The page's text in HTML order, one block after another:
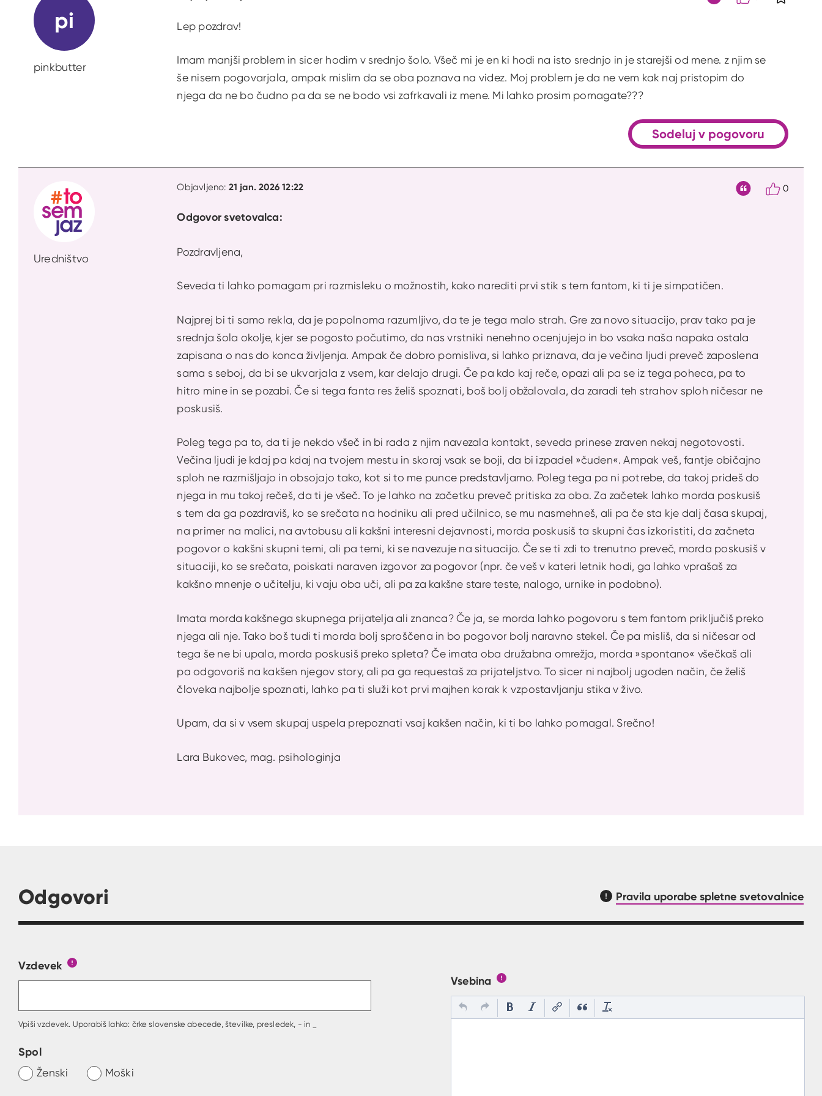
pi
pinkbutter
Lep pozdrav!
Imam manjši problem in sicer hodim v srednjo šolo. Všeč mi je en ki hodi na isto srednjo in je starejši od mene. z njim se
še nisem pogovarjala, ampak mislim da se oba poznava na videz. Moj problem je da ne vem kak naj pristopim do
njega da ne bo čudno pa da se ne bodo vsi zafrkavali iz mene. Mi lahko prosim pomagate???
Sodeluj v pogovoru
Uredništvo
Objavljeno: 21 jan. 2026 12:22
Odgovor svetovalca:
Pozdravljena,
Seveda ti lahko pomagam pri razmisleku o možnostih, kako narediti prvi stik s tem fantom, ki ti je simpatičen.
Najprej bi ti samo rekla, da je popolnoma razumljivo, da te je tega malo strah. Gre za novo situacijo, prav tako pa je
srednja šola okolje, kjer se pogosto počutimo, da nas vrstniki nenehno ocenjujejo in bo vsaka naša napaka ostala
zapisana o nas do konca življenja. Ampak če dobro pomisliva, si lahko priznava, da je večina ljudi preveč zaposlena
sama s seboj, da bi se ukvarjala z vsem, kar delajo drugi. Če pa kdo kaj reče, opazi ali pa se iz tega poheca, pa to
hitro mine in se pozabi. Če si tega fanta res želiš spoznati, boš bolj obžalovala, da zaradi teh strahov sploh ničesar ne
poskusiš.
Poleg tega pa to, da ti je nekdo všeč in bi rada z njim navezala kontakt, seveda prinese zraven nekaj negotovosti.
Večina ljudi je kdaj pa kdaj na tvojem mestu in skoraj vsak se boji, da bi izpadel »čuden«. Ampak veš, fantje običajno
sploh ne razmišljajo in obsojajo tako, kot si to me punce predstavljamo. Poleg tega pa ni potrebe, da takoj prideš do
njega in mu takoj rečeš, da ti je všeč. To je lahko na začetku preveč pritiska za oba. Za začetek lahko morda poskusiš
s tem da ga pozdraviš, ko se srečata na hodniku ali pred učilnico, se mu nasmehneš, ali pa če sta kje dalj časa skupaj,
na primer na malici, na avtobusu ali kakšni interesni dejavnosti, morda poskusiš ta skupni čas izkoristiti, da začneta
pogovor o kakšni skupni temi, ali pa temi, ki se navezuje na situacijo. Če se ti zdi to trenutno preveč, morda poskusiš v
situaciji, ko se srečata, poiskati naraven izgovor za pogovor (npr. če veš v kateri letnik hodi, ga lahko vprašaš za
kakšno mnenje o učitelju, ki vaju oba uči, ali pa za kakšne stare teste, nalogo, urnike in podobno).
Imata morda kakšnega skupnega prijatelja ali znanca? Če ja, se morda lahko pogovoru s tem fantom priključiš preko
njega ali nje. Tako boš tudi ti morda bolj sproščena in bo pogovor bolj naravno stekel. Če pa misliš, da si ničesar od
tega še ne bi upala, morda poskusiš preko spleta? Če imata oba družabna omrežja, morda »spontano« všečkaš ali
pa odgovoriš na kakšen njegov story, ali pa ga requestaš za prijateljstvo. To sicer ni najbolj ugoden način, če želiš
človeka najbolje spoznati, lahko pa ti služi kot prvi majhen korak k vzpostavljanju stika v živo.
Upam, da si v vsem skupaj uspela prepoznati vsaj kakšen način, ki ti bo lahko pomagal. Srečno!
Lara Bukovec, mag. psihologinja
0
Odgovori Pravila uporabe spletne svetovalnice
Obrazec, kjer lahko zastaviš vprašanje
Vzdevek
Vpiši vzdevek. Uporabiš lahko: črke slovenske abecede, številke, presledek, - in _
Spol
Ženski Moški
Vsebina